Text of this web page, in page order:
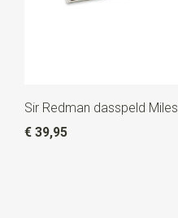
Sir Redman dasspeld Miles
€ 39,95